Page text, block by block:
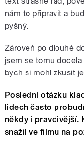
nám to připravit a
pyšný.
Zároveň po dlouhé
jsem se tomu docela
bych si mohl zkusit
Poslední otázku
lidech často
někdy i pravdivější.
snažil ve filmu na